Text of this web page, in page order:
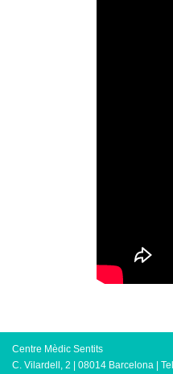
Centre Mèdic Sentits
C. Vilardell, 2 | 08014 Barcelona |